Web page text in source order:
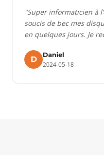
"Super informaticien à
soucis de bec mes
en quelques jours. Je
D
Daniel
2024-05-18